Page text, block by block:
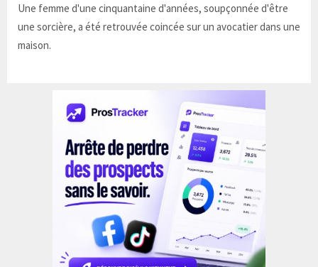
Une femme d'une cinquantaine d'années, soupçonnée d'être
une sorcière, a été retrouvée coincée sur un avocatier dans une
maison.